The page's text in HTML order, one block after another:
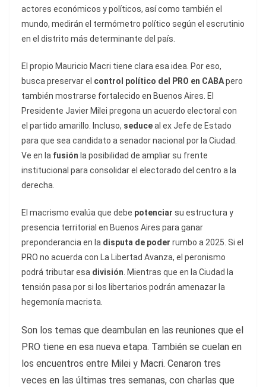
actores económicos y políticos, así como también el
mundo, medirán el termómetro político según el escrutinio
en el distrito más determinante del país.
El propio Mauricio Macri tiene clara esa idea. Por eso,
busca preservar el control político del PRO en CABApero
también mostrarse fortalecido en Buenos Aires. El
Presidente Javier Milei pregona un acuerdo electoral con
el partido amarillo. Incluso, seduceal ex Jefe de Estado
para que sea candidato a senador nacional por la Ciudad.
Ve en la fusión la posibilidad de ampliar su frente
institucional para consolidar el electorado del centro a la
derecha.
El macrismo evalúa que debe potenciar su estructura y
presencia territorial en Buenos Aires para ganar
preponderancia en la disputa de poder rumbo a 2025. Si el
PRO no acuerda con La Libertad Avanza, el peronismo
podrá tributar esa división. Mientras que en la Ciudad la
tensión pasa por si los libertarios podrán amenazar la
hegemonía macrista.
Son los temas que deambulan en las reuniones que el
PRO tiene en esa nueva etapa. También se cuelan en
los encuentros entre Milei y Macri. Cenaron tres
veces en las últimas tres semanas, con charlas que